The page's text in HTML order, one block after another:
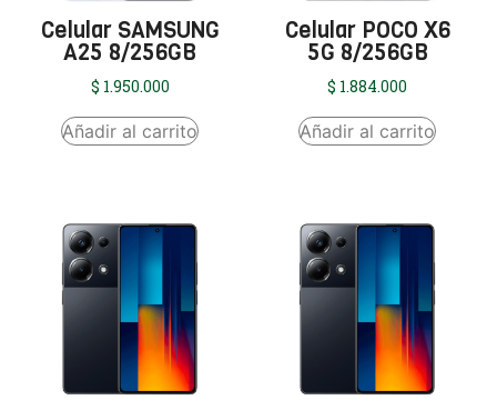
Celular SAMSUNG
A25 8/256GB
$ 1.950.000
Añadir al carrito
Celular POCO X6
5G 8/256GB
$ 1.884.000
Añadir al carrito